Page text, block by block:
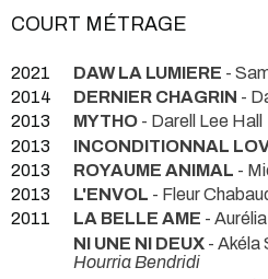
COURT MÉTRAGE
2021 DAW LA LUMIERE -
2014
DERNIER CHAGRIN -
2013
MYTHO - Darell Lee Hall
2013
INCONDITIONNAL
2013
ROYAUME ANIMAL -
2013
L'ENVOL - Fleur
2011
LA BELLE AME -
NI UNE NI DEUX - Akéla
Hourria Bendridi